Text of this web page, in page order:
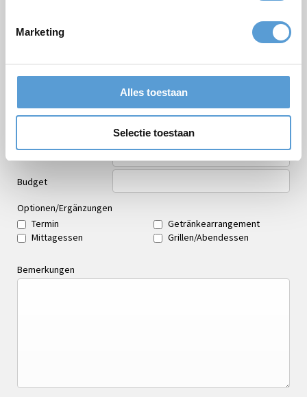
Marketing
Alles toestaan
Selectie toestaan
Email *
Budget
Optionen/Ergänzungen
Termin
Getränkearrangement
Mittagessen
Grillen/Abendessen
Bemerkungen